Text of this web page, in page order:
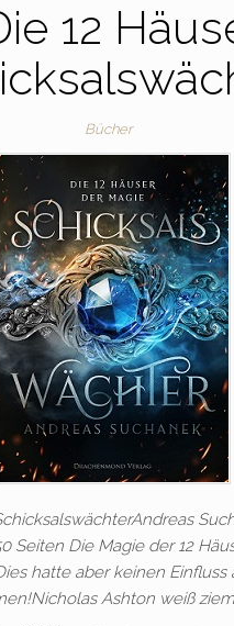
12
Bücher
Seiten Die Magie der 12
hatte aber keinen
Ashton weiß